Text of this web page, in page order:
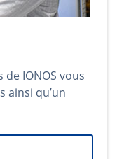
IONOS vous
ainsi qu’un